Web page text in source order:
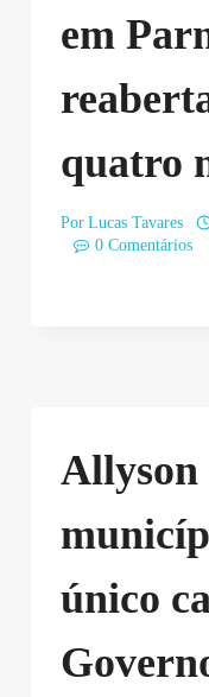
em
quatro
Por Lucas Tavares
0 Comentários
Allyson
único